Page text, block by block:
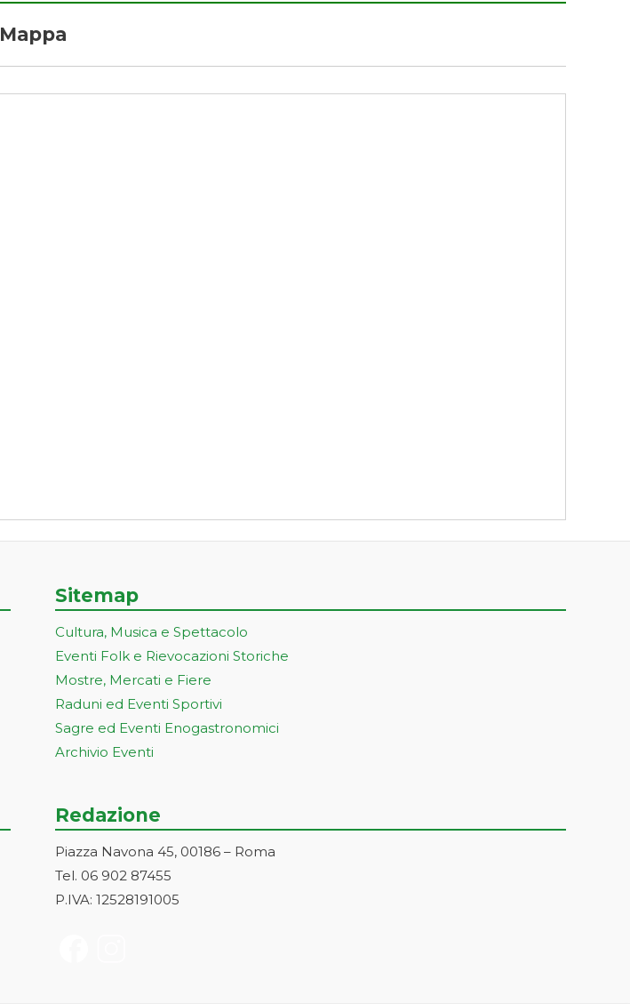
Mappa
Sitemap
Cultura, Musica e Spettacolo
Eventi Folk e Rievocazioni Storiche
Mostre, Mercati e Fiere
Raduni ed Eventi Sportivi
Sagre ed Eventi Enogastronomici
Archivio Eventi
Redazione
Piazza Navona 45, 00186 – Roma
Tel. 06 902 87455
P.IVA: 12528191005